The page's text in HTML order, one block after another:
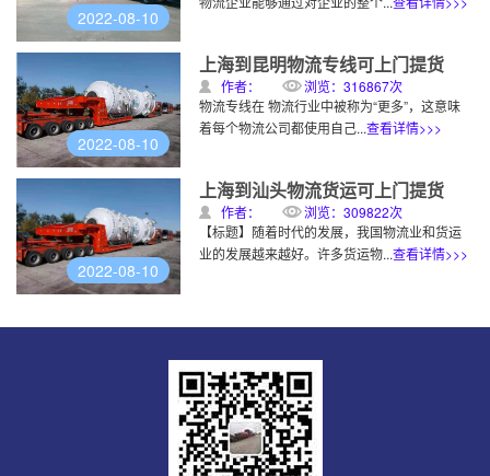
2022-08-10
2022-08-10
上海到昆明物流专线可上门提货
作者：
浏览：316867次
物流专线在 物流行业中被称为“更多”，这意味
着每个物流公司都使用自己...查看详情>>>
2022-08-10
上海到汕头物流货运可上门提货
作者：
浏览：309822次
【标题】随着时代的发展，我国物流业和货运
业的发展越来越好。许多货运物...查看详情>>>